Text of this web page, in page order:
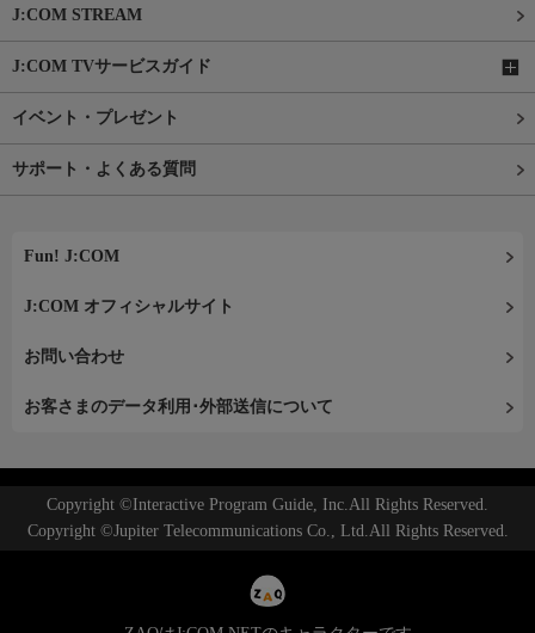
J:COM STREAM
J:COM TVサービスガイド
イベント・プレゼント
サポート・よくある質問
Fun! J:COM
J:COM オフィシャルサイト
お問い合わせ
お客さまのデータ利用･外部送信について
Copyright ©Interactive Program Guide, Inc.All Rights Reserved.
Copyright ©Jupiter Telecommunications Co., Ltd.All Rights Reserved.